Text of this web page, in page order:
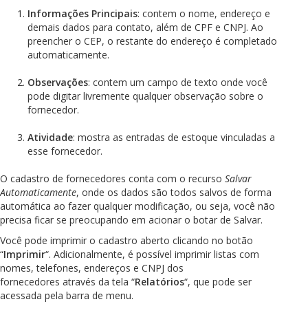
Informações Principais: contem o nome, endereço e
demais dados para contato, além de CPF e CNPJ. Ao
preencher o CEP, o restante do endereço é completado
automaticamente.
Observações: contem um campo de texto onde você
pode digitar livremente qualquer observação sobre o
fornecedor.
Atividade: mostra as entradas de estoque vinculadas a
esse fornecedor.
O cadastro de fornecedores conta com o recurso Salvar
Automaticamente, onde os dados são todos salvos de forma
automática ao fazer qualquer modificação, ou seja, você não
precisa ficar se preocupando em acionar o botar de Salvar.
Você pode imprimir o cadastro aberto clicando no botão
“Imprimir“. Adicionalmente, é possível imprimir listas com
nomes, telefones, endereços e CNPJ dos
fornecedores através da tela “Relatórios“, que pode ser
acessada pela barra de menu.